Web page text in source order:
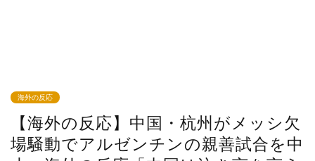
海外の反応
【海外の反応】中国・杭州がメッシ欠
場騒動でアルゼンチンの親善試合を中